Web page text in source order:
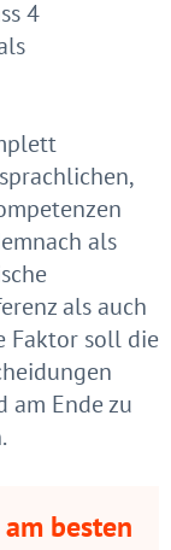
4
als
als auch
Faktor soll die
am Ende zu
besten